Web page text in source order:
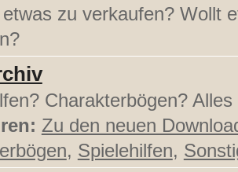
zu verkaufen? Wollt
Charakterbögen?
Zu den neuen
, Spielehilfen,